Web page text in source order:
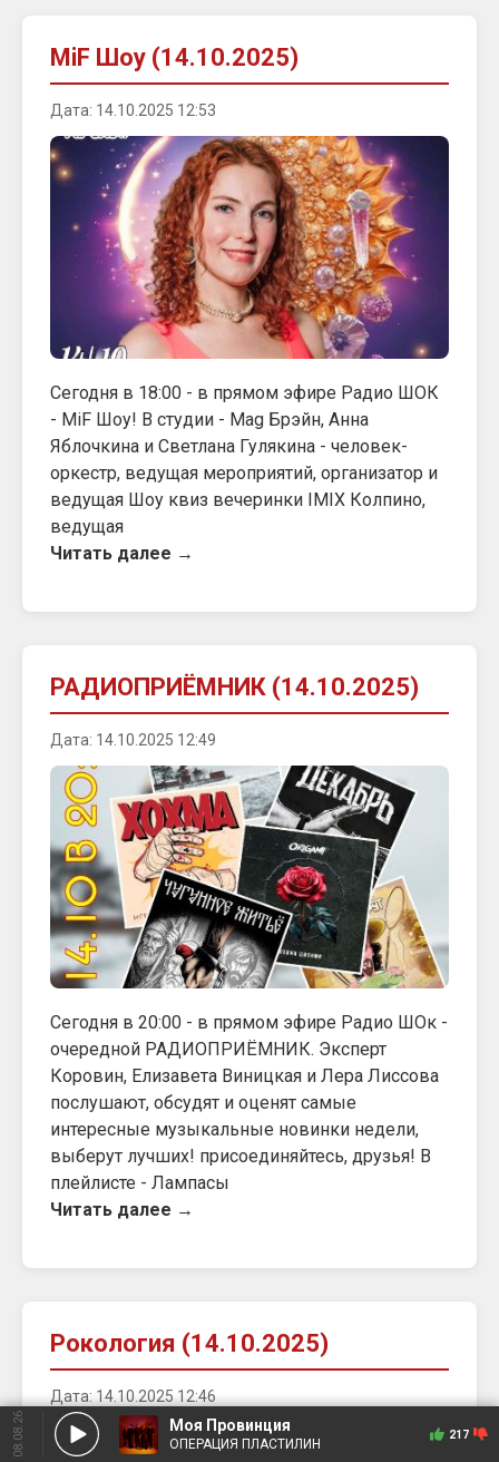
MiF Шоу (14.10.2025)
Дата: 14.10.2025 12:53
Сегодня в 18:00 - в прямом эфире Радио ШОК
- MiF Шоу! В студии - Mag Брэйн, Анна
Яблочкина и Светлана Гулякина - человек-
оркестр, ведущая мероприятий, организатор и
ведущая Шоу квиз вечеринки IMIX Колпино,
ведущая
Читать далее →
РАДИОПРИЁМНИК (14.10.2025)
Дата: 14.10.2025 12:49
Сегодня в 20:00 - в прямом эфире Радио ШОк -
очередной РАДИОПРИЁМНИК. Эксперт
Коровин, Елизавета Виницкая и Лера Лиссова
послушают, обсудят и оценят самые
интересные музыкальные новинки недели,
выберут лучших! присоединяйтесь, друзья! В
плейлисте - Лампасы
Читать далее →
Рокология (14.10.2025)
Дата: 14.10.2025 12:46
08.08.26 Моя Провинция
ОПЕРАЦИЯ ПЛАСТИЛИН
217